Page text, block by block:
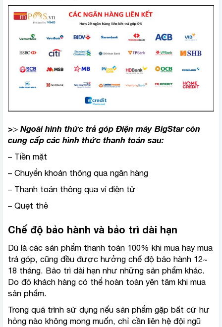
>> Ngoài hình thức trả góp Điện máy BigStar còn
cung cấp các hình thức thanh toán sau:
– Tiền mặt
– Chuyển khoản thông qua ngân hàng
– Thanh toán thông qua ví điện tử
– Quẹt thẻ
Chế độ bảo hành và bảo trì dài hạn
Dù là các sản phẩm thanh toán 100% khi mua hay mua
trả góp, cũng đều được hưởng chế độ bảo hành 12~
18 tháng. Bảo trì dài hạn như những sản phẩm khác.
Do đó khách hàng có thể hoàn toàn yên tâm khi mua
sản phẩm.
Trong quá trình sử dụng nếu sản phẩm gặp bất cứ hư
hỏng nào không mong muốn, chỉ cần liên hệ đội ngũ